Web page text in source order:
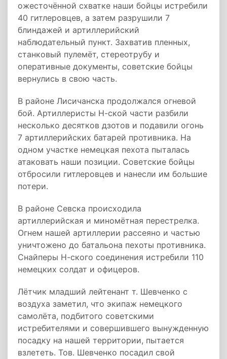
ожесточённой схватке наши бойцы истребили
40 гитлеровцев, а затем разрушили 7
блиндажей и артиллерийский
наблюдательный пункт. Захватив пленных,
станковый пулемёт, стереотрубу и
оперативные документы, советские бойцы
вернулись в свою часть.
В районе Лисичанска продолжался огневой
бой. Артиллеристы Н-ской части разбили
несколько десятков дзотов и подавили огонь
7 артиллерийских батарей противника. На
одном участке немецкая пехота пыталась
атаковать наши позиции. Советские бойцы
отбросили гитлеровцев и нанесли им большие
потери.
В районе Севска происходила
артиллерийская и миномётная перестрелка.
Огнем нашей артиллерии рассеяно и частью
уничтожено до батальона пехоты противника.
Снайперы Н-ского соединения истребили 110
немецких солдат и офицеров.
Лётчик младший лейтенант т. Шевченко с
воздуха заметил, что экипаж немецкого
самолёта, подбитого советскими
истребителями и совершившего вынужденную
посадку на нашей территории, пытается
взлететь. Тов. Шевченко посадил свой